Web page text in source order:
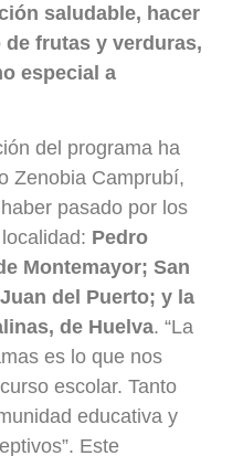
saludable, hacer
frutas y verduras,
especial a
del programa ha
Zenobia Camprubí,
pasado por los
Pedro
Montemayor; San
del Puerto; y la
de Huelva. “La
es lo que nos
escolar. Tanto
educativa y
Este